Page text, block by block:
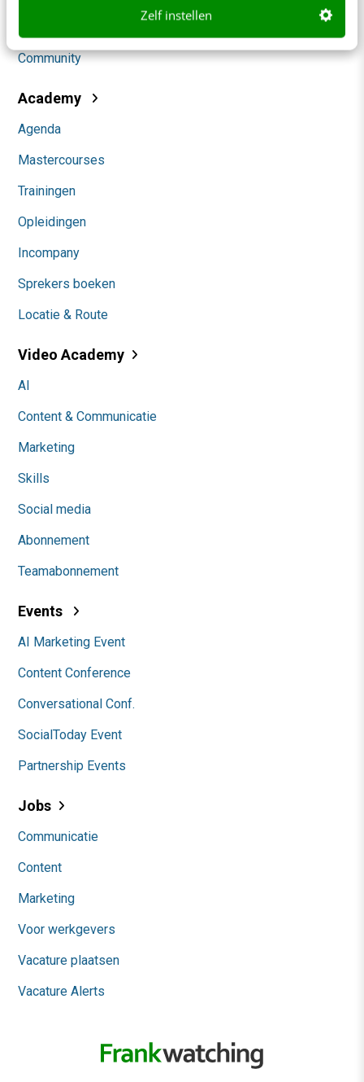
Zelf instellen
Community
Academy
Agenda
Mastercourses
Trainingen
Opleidingen
Incompany
Sprekers boeken
Locatie & Route
Video Academy
AI
Content & Communicatie
Marketing
Skills
Social media
Abonnement
Teamabonnement
Events
AI Marketing Event
Content Conference
Conversational Conf.
SocialToday Event
Partnership Events
Jobs
Communicatie
Content
Marketing
Voor werkgevers
Vacature plaatsen
Vacature Alerts